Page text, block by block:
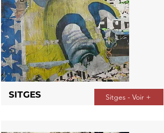
SITGES Sitges - Voir +